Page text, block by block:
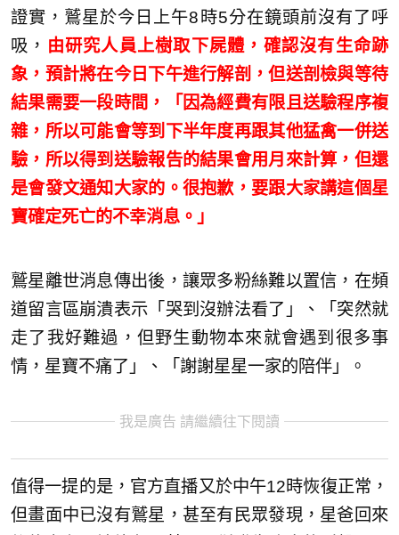
證實，鷲星於今日上午8時5分在鏡頭前沒有了呼
吸， 由研究人員上樹取下屍體，確認沒有生命跡
象，預計將在今日下午進行解剖，但送剖檢與等待
結果需要一段時間，「因為經費有限且送驗程序複
雜，所以可能會等到下半年度再跟其他猛禽一併送
驗，所以得到送驗報告的結果會用月來計算，但還
是會發文通知大家的。很抱歉，要跟大家講這個星
寶確定死亡的不幸消息。」
鷲星離世消息傳出後，讓眾多粉絲難以置信，在頻
道留言區崩潰表示「哭到沒辦法看了」、「突然就
走了我好難過，但野生動物本來就會遇到很多事
情，星寶不痛了」、「謝謝星星一家的陪伴」。
我是廣告 請繼續往下閱讀
值得一提的是，官方直播又於中午12時恢復正常，
但畫面中已沒有鷲星，甚至有民眾發現，星爸回來